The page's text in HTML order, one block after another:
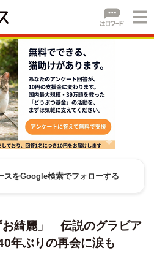
スをGoogle検索でフォローする
お綺麗」 伝説のグラビア
年ぶりの再会に涙も